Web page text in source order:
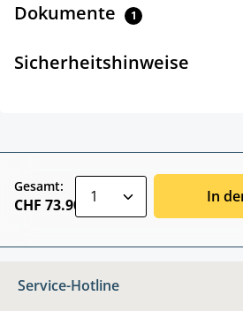
Dokumente 1
Sicherheitshinweise
Gesamt:
CHF 73.90 In
Service-Hotline